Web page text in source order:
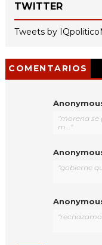
TWITTER
Tweets by
COMENTARIOS
"morena se
m..."
"gobierne